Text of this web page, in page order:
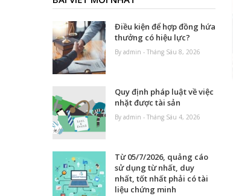
Điều kiện để hợp đồng hứa
thưởng có hiệu lực?
By admin - Tháng Sáu 8, 2026
Quy định pháp luật về việc
nhặt được tài sản
By admin - Tháng Sáu 4, 2026
Từ 05/7/2026, quảng cáo
sử dụng từ nhất, duy
nhất, tốt nhất phải có tài
liệu chứng minh